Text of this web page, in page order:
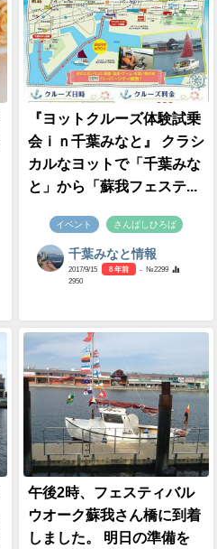
『ヨットクルーズ体験試乗
会ｉｎ千葉みなと』 クラシ
カルなヨットで「千葉みな
と」から「蘇我フェステ...
イベント さんばしひろば
千葉みなと情報
2017/9/15 8 年前
- №2299
2950
午後2時、フェスティバル
ウオーク蘇我さん橋に到着
しました。 明日の準備を